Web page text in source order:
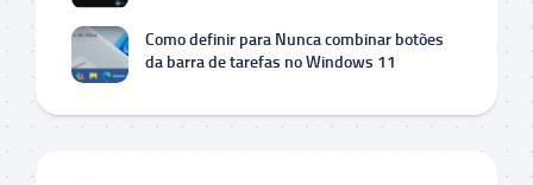
Como definir para Nunca combinar botões
da barra de tarefas no Windows 11